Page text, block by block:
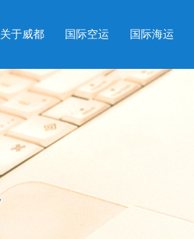
关于威都 国际空运 国际海运